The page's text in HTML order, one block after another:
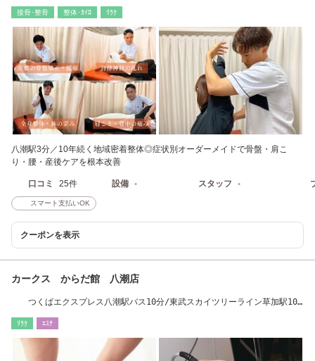
接骨･整骨 整体･ｶｲﾛ ﾘﾗｸ
八潮駅3分／10年続く地域密着整体◎症状別オーダーメイドで骨盤・肩こ
り・腰・産後ケアを根本改善
口コミ 25件 設備 - スタッフ -
スマート支払いOK
クーポンを表示
カークス からだ館 八潮店
つくばエクスプレス八潮駅バス10分/東武スカイツリーライン草加駅10
ﾘﾗｸ ｴｽﾃ